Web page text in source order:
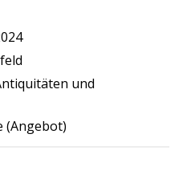
und
(Angebot)